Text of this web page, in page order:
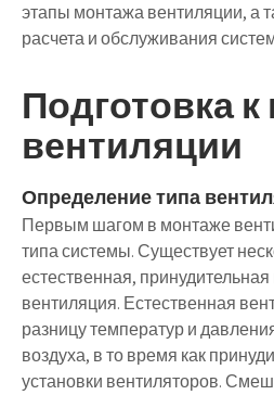
этапы монтажа вентиляции, а
расчета и обслуживания
Подготовка
вентиляции
Определение типа
Первым шагом в монтаже
типа системы. Существует
естественная,
вентиляция. Естественная
разницу температур и
воздуха, в то время как
установки вентиляторов.